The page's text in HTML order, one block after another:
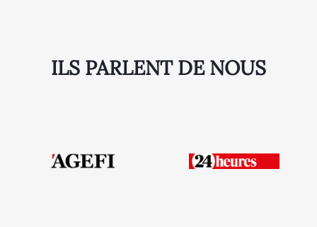
ILS PARLENT DE NOUS